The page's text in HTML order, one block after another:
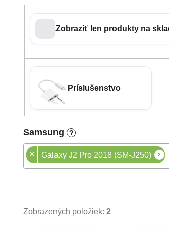
Zobraziť len produkty na
Príslušenstvo
Samsung ?
× Galaxy J2 Pro 2018 (SM-J250) 2
Zobrazených položiek: 2